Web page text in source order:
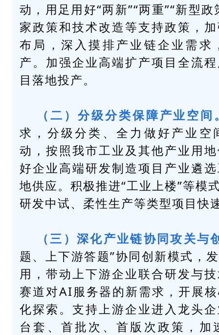
动，用足用好“两新”“两重”“新型
家政策和技术改造等支持政策，
布局，深入摸排产业链企业需求
产。加强企业高端扩产项目全流
目落地投产。
（二）分级分类保障产业空间
求，分级分类、全力做好产业空
动，按照我市工业及其他产业用
好企业高端研发制造项目产业遴
地供应。积极推进“工业上楼”等模
研发中试、柔性生产等类型项目快
（三）深化产业链协同攻关与
题、上下游答题”协同创新模式，
用，带动上下游企业联合研发与
赛道对AI服务器的新需求，开展
化探索。支持上游企业进入龙头
台套、首批次、首版次政策，加